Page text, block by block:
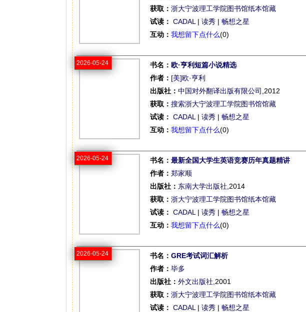
获取： 浙大宁波理工学院图书馆纸本馆藏
试读： CADAL | 读秀 | 畅想之星
互动： 我想留下点什么(0)
2026-05-24 书名： 欧·亨利短篇小说精选
作者： [美]欧·亨利
出版社： 中国对外翻译出版有限公司 ,2012
获取： 搜索浙大宁波理工学院图书馆馆藏
试读： CADAL | 读秀 | 畅想之星
互动： 我想留下点什么(0)
2026-05-24 书名： 最新全国大学生英语竞赛历年真题精讲
作者： 郑家顺
出版社： 东南大学出版社 ,2014
获取： 浙大宁波理工学院图书馆纸本馆藏
试读： CADAL | 读秀 | 畅想之星
互动： 我想留下点什么(0)
2026-05-24 书名： GRE考试词汇解析
作者： 毕多
出版社： 外文出版社 ,2001
获取： 浙大宁波理工学院图书馆纸本馆藏
试读： CADAL | 读秀 | 畅想之星